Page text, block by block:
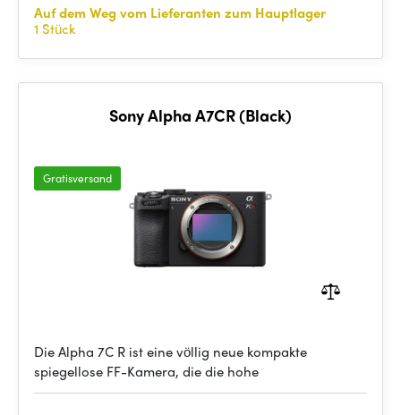
Auf dem Weg vom Lieferanten zum Hauptlager
1 Stück
Sony Alpha A7CR (Black)
Gratisversand
Die Alpha 7C R ist eine völlig neue kompakte
spiegellose FF-Kamera, die die hohe